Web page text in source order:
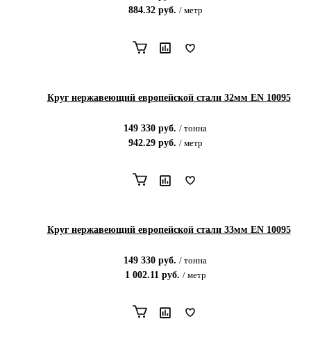
884.32руб. / метр
Круг нержавеющий европейской стали 32мм EN 10095
149 330 руб. / тонна
942.29руб. / метр
Круг нержавеющий европейской стали 33мм EN 10095
149 330 руб. / тонна
1 002.11 руб. / метр